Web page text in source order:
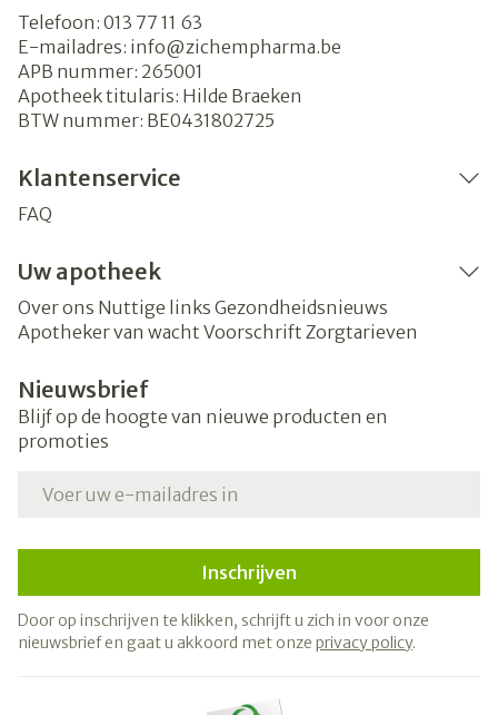
Telefoon: 013 77 11 63
E-mailadres: info@zichempharma.be
APB nummer: 265001
Apotheek titularis: Hilde Braeken
BTW nummer: BE0431802725
Klantenservice
FAQ
Uw apotheek
Over ons Nuttige links Gezondheidsnieuws
Apotheker van wacht Voorschrift Zorgtarieven
Nieuwsbrief
Blijf op de hoogte van nieuwe producten en
promoties
Inschrijven
Door op inschrijven te klikken, schrijft u zich in voor onze
nieuwsbrief en gaat u akkoord met onze privacy policy.